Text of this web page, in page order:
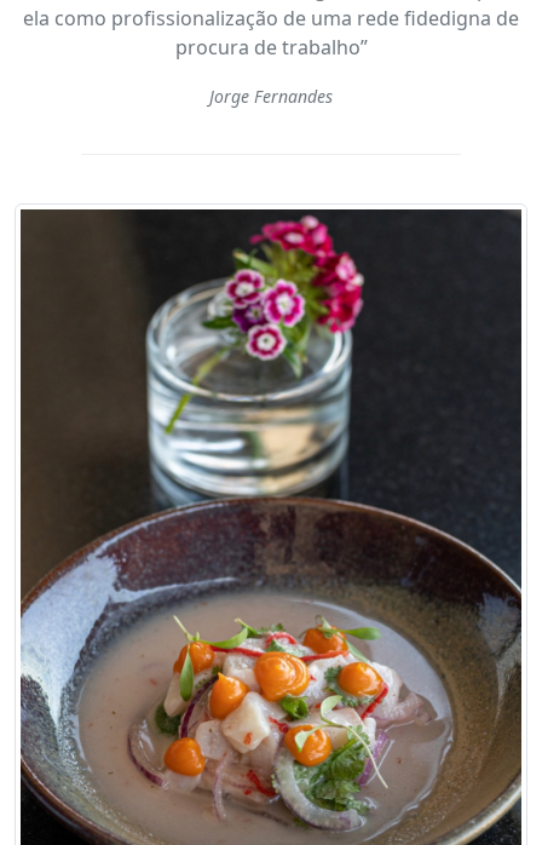
ela como profissionalização de uma rede fidedigna de
procura de trabalho”
Jorge Fernandes